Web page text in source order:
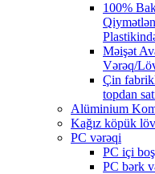
100%
Məişət
Vərəq/
Çin
topdan
Alüminium
Kağız köpük
PC vərəqi
PC içi
PC bərk